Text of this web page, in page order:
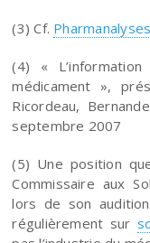
(3) Cf.
(4) «
médicament »,
Ricordeau,
septembre 2007
(5) Une position
Commissaire aux
lors de son
régulièrement sur